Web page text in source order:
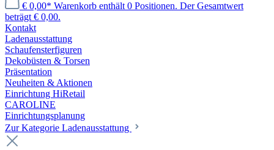
€ 0,00* Warenkorb enthält 0 Positionen. Der Gesamtwert
beträgt € 0,00.
Kontakt
Laden­ausstattung
Schaufenster­figuren
Dekobüsten & Torsen
Präsentation
Neuheiten & Aktionen
Einrichtung HiRetail
CAROLINE
Einrichtungsplanung
Zur Kategorie Laden­ausstattung